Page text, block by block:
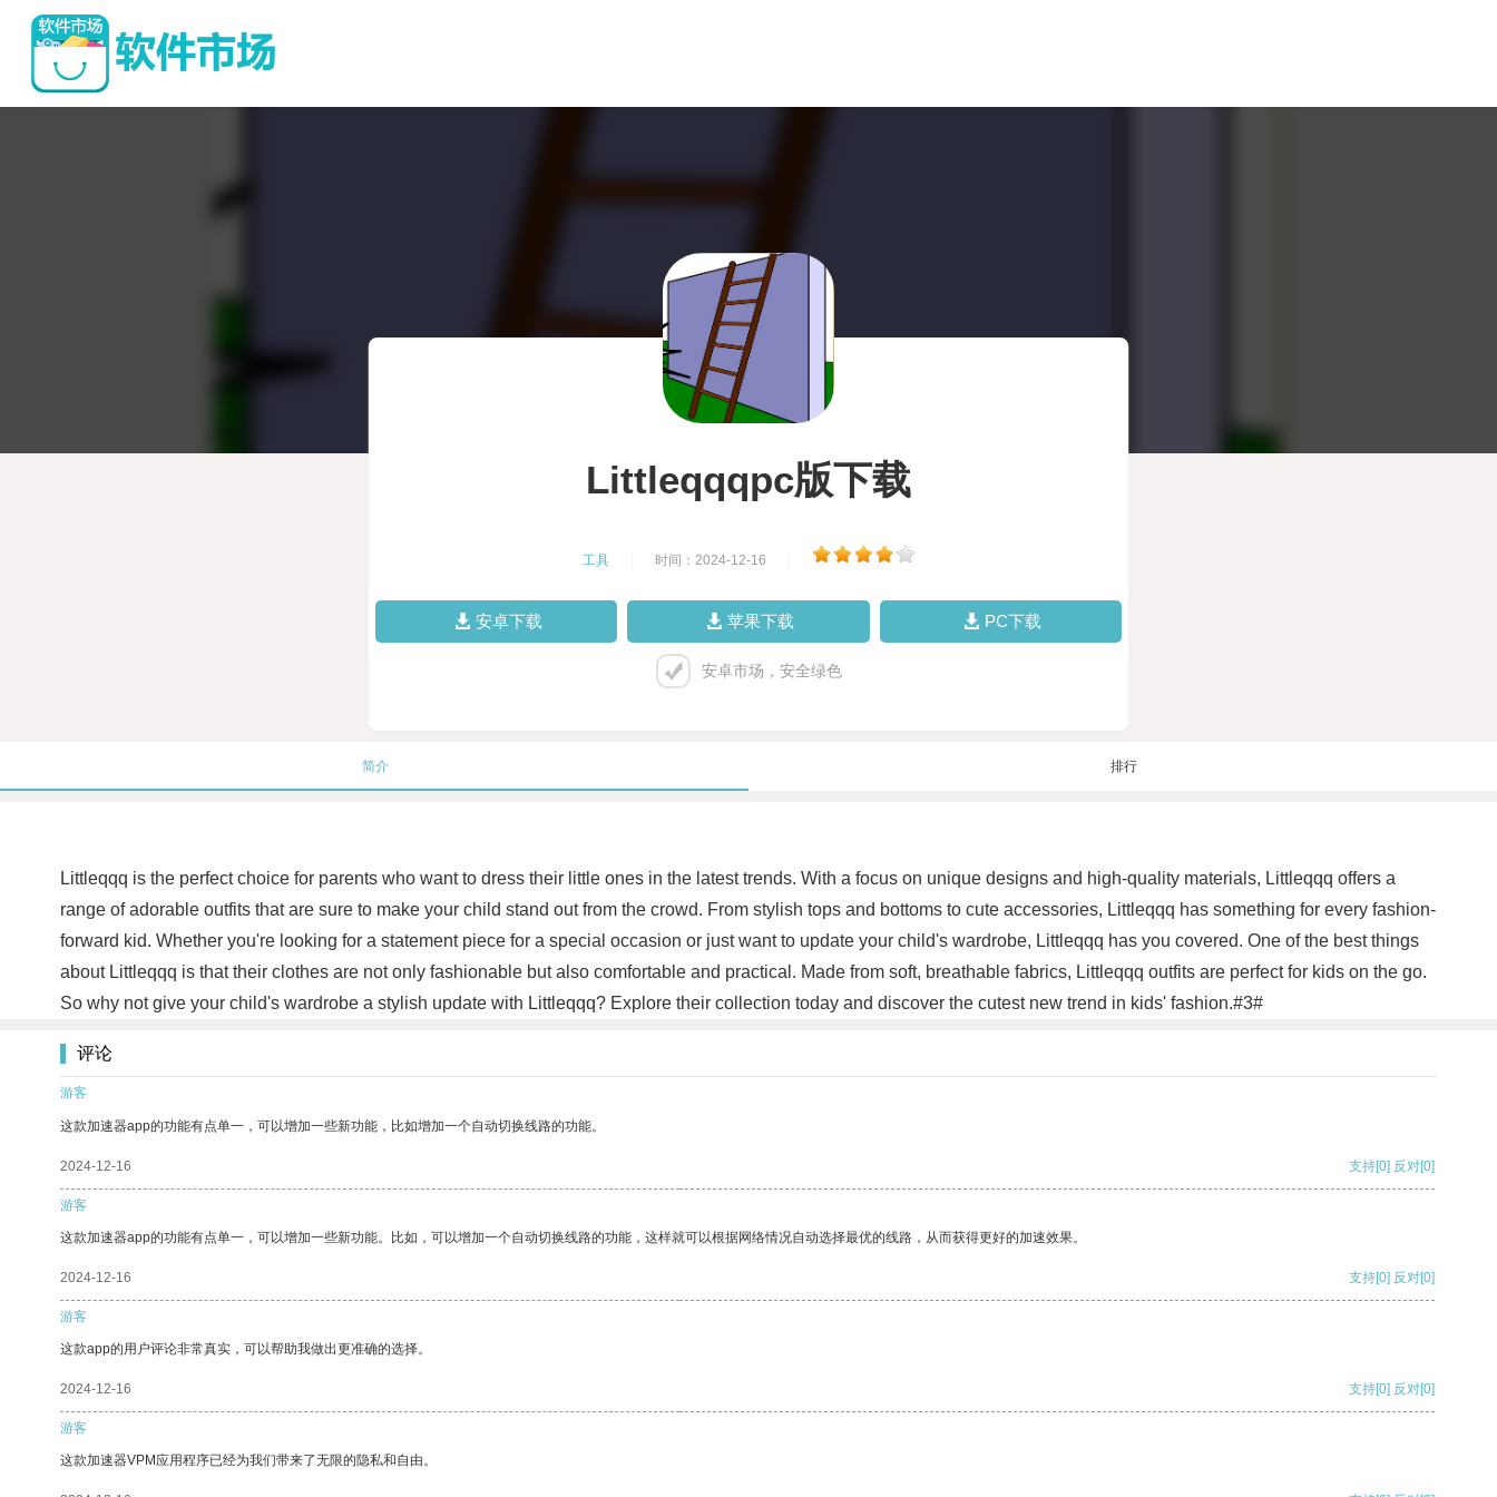
Littleqqqpc版下载
工具 时间：2024-12-16
安卓下载 苹果下载 PC下载
安卓市场，安全绿色
简介 排行
Littleqqq is the perfect choice for parents who want to dress their little ones in the latest trends. With a focus on unique designs and high-quality materials, Littleqqq offers a
range of adorable outfits that are sure to make your child stand out from the crowd. From stylish tops and bottoms to cute accessories, Littleqqq has something for every fashion-
forward kid. Whether you're looking for a statement piece for a special occasion or just want to update your child's wardrobe, Littleqqq has you covered. One of the best things
about Littleqqq is that their clothes are not only fashionable but also comfortable and practical. Made from soft, breathable fabrics, Littleqqq outfits are perfect for kids on the go.
So why not give your child's wardrobe a stylish update with Littleqqq? Explore their collection today and discover the cutest new trend in kids' fashion.#3#
评论
游客
这款加速器app的功能有点单一，可以增加一些新功能，比如增加一个自动切换线路的功能。
2024-12-16 支持[0] 反对[0]
游客
这款加速器app的功能有点单一，可以增加一些新功能。比如，可以增加一个自动切换线路的功能，这样就可以根据网络情况自动选择最优的线路，从而获得更好的加速效果。
2024-12-16 支持[0] 反对[0]
游客
这款app的用户评论非常真实，可以帮助我做出更准确的选择。
2024-12-16 支持[0] 反对[0]
游客
这款加速器VPM应用程序已经为我们带来了无限的隐私和自由。